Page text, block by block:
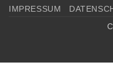
IMPRESSUM